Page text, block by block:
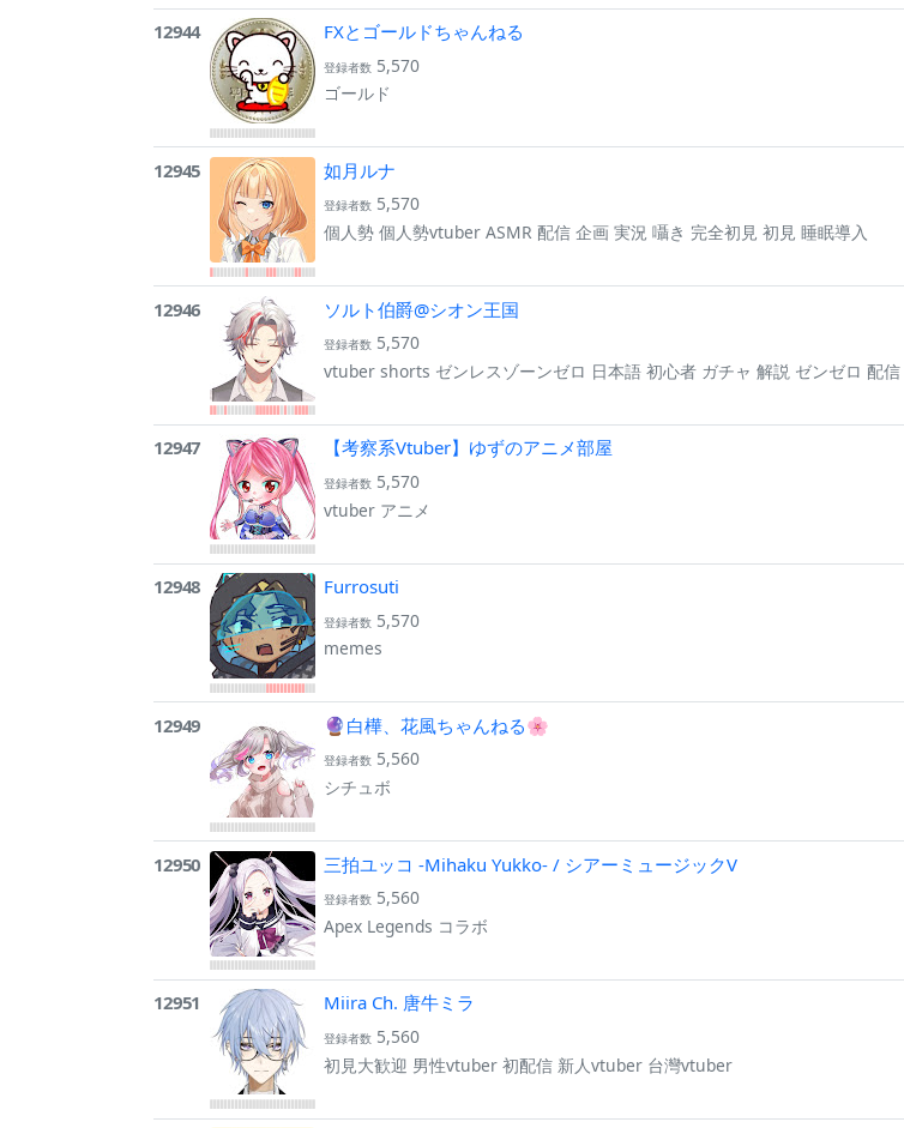
12944 FXとゴールドちゃんねる
登録者数 5,570
ゴールド
12945 如月ルナ
登録者数 5,570
個人勢 個人勢vtuber ASMR 配信 企画 実況 囁き 完全初見 初見 睡眠導入
12946 ソルト伯爵@シオン王国
登録者数 5,570
vtuber shorts ゼンレスゾーンゼロ 日本語 初心者 ガチャ 解説 ゼンゼロ 配信
12947 【考察系Vtuber】ゆずのアニメ部屋
登録者数 5,570
vtuber アニメ
12948 Furrosuti
登録者数 5,570
memes
12949 🔮白樺、花風ちゃんねる🌸
登録者数 5,560
シチュボ
12950 三拍ユッコ -Mihaku Yukko- / シアーミュージックV
登録者数 5,560
Apex Legends コラボ
12951 Miira Ch. 唐牛ミラ
登録者数 5,560
初見大歓迎 男性vtuber 初配信 新人vtuber 台灣vtuber